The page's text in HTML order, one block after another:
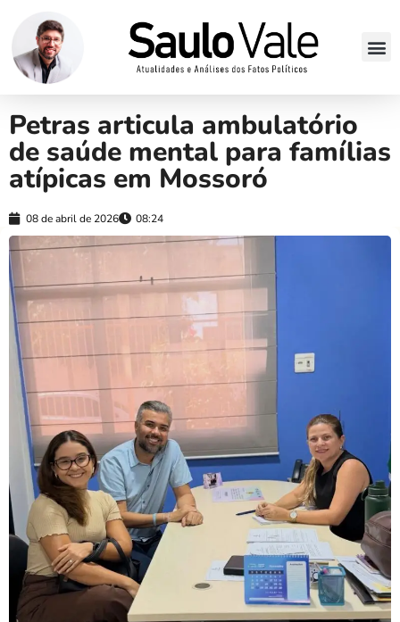
Petras articula ambulatório
de saúde mental para famílias
atípicas em Mossoró
08 de abril de 2026 08:24